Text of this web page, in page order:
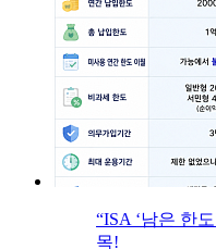
“ISA ‘남은 한
목!